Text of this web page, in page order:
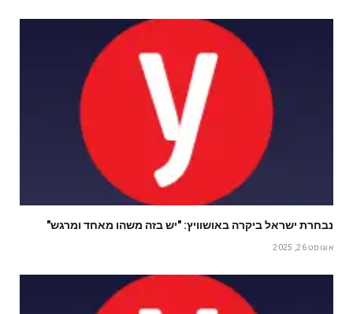
נבחרת ישראל ביקרה באושוויץ: "יש בזה משהו מאחד ומרגש"
אוגוסט 26, 2025